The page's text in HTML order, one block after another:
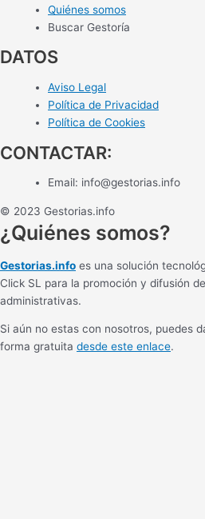
Quiénes somos
Buscar Gestoría
DATOS
Aviso Legal
Política de Privacidad
Política de Cookies
CONTACTAR:
Email: info@gestorias.info
© 2023 Gestorias.info
¿Quiénes somos?
Gestorias.info es una solución
Click SL para la promoción y difusión
administrativas.
Si aún no estas con nosotros, puedes
forma gratuita desde este enlace.